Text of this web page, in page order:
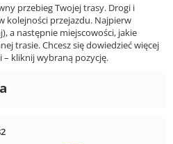
przebieg Twojej trasy. Drogi i
kolejności przejazdu. Najpierw
a następnie miejscowości, jakie
trasie. Chcesz się dowiedzieć więcej
– kliknij wybraną pozycję.